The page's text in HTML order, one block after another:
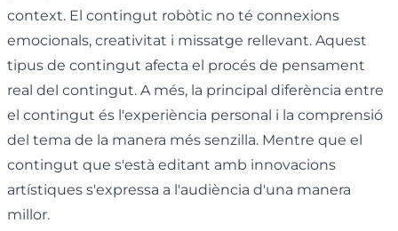
context. El contingut robòtic no té connexions
emocionals, creativitat i missatge rellevant. Aquest
tipus de contingut afecta el procés de pensament
real del contingut. A més, la principal diferència entre
el contingut és l'experiència personal i la comprensió
del tema de la manera més senzilla. Mentre que el
contingut que s'està editant amb innovacions
artístiques s'expressa a l'audiència d'una manera
millor.